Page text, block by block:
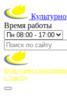
Время работы
Культурно-
г. Улан-Удэ